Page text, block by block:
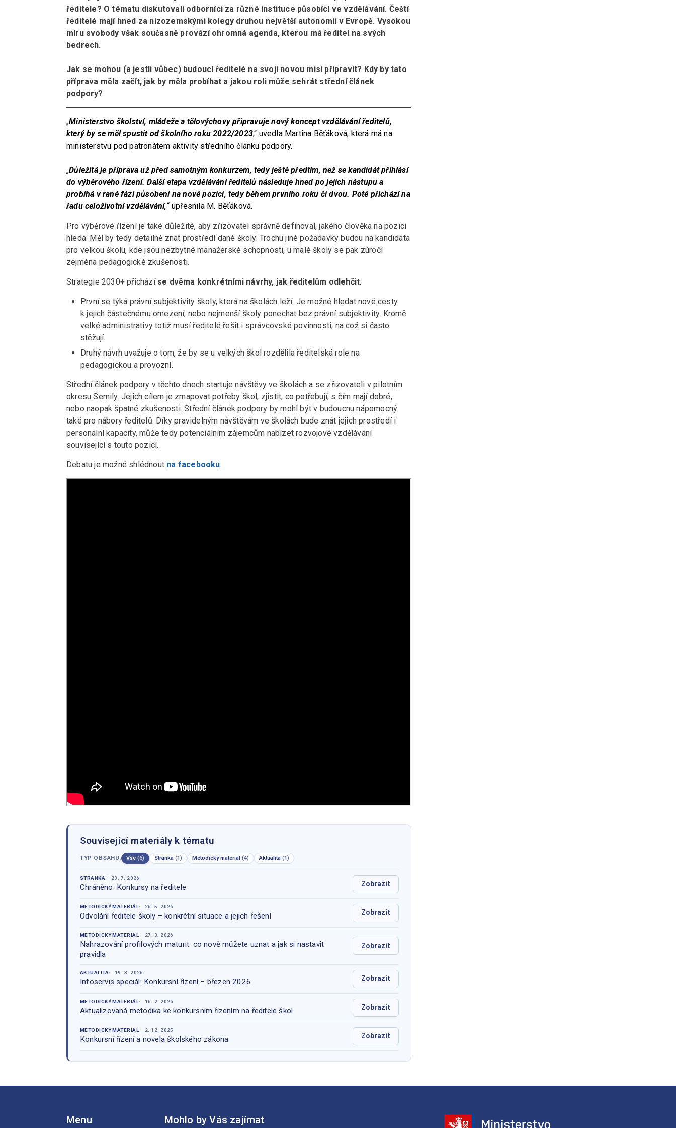
ředitele? O tématu diskutovali odborníci za různé instituce působící ve vzdělávání. Čeští
ředitelé mají hned za nizozemskými kolegy druhou největší autonomii v Evropě. Vysokou
míru svobody však současně provází ohromná agenda, kterou má ředitel na svých
bedrech.
Jak se mohou (a jestli vůbec) budoucí ředitelé na svoji novou misi připravit? Kdy by tato
příprava měla začít, jak by měla probíhat a jakou roli může sehrát střední článek
podpory?
„Ministerstvo školství, mládeže a tělovýchovy připravuje nový koncept vzdělávání ředitelů,
který by se měl spustit od školního roku 2022/2023,“ uvedla Martina Běťáková, která má na
ministerstvu pod patronátem aktivity středního článku podpory.
„Důležitá je příprava už před samotným konkurzem, tedy ještě předtím, než se kandidát přihlásí
do výběrového řízení. Další etapa vzdělávání ředitelů následuje hned po jejich nástupu a
probíhá v rané fázi působení na nové pozici, tedy během prvního roku či dvou. Poté přichází na
řadu celoživotní vzdělávání,“ upřesnila M. Běťáková.
Pro výběrové řízení je také důležité, aby zřizovatel správně definoval, jakého člověka na pozici
hledá. Měl by tedy detailně znát prostředí dané školy. Trochu jiné požadavky budou na kandidáta
pro velkou školu, kde jsou nezbytné manažerské schopnosti, u malé školy se pak zúročí
zejména pedagogické zkušenosti.
Strategie 2030+ přichází se dvěma konkrétními návrhy, jak ředitelům odlehčit:
První se týká právní subjektivity školy, která na školách leží. Je možné hledat nové cesty
k jejich částečnému omezení, nebo nejmenší školy ponechat bez právní subjektivity. Kromě
velké administrativy totiž musí ředitelé řešit i správcovské povinnosti, na což si často
stěžují.
Druhý návrh uvažuje o tom, že by se u velkých škol rozdělila ředitelská role na
pedagogickou a provozní.
Střední článek podpory v těchto dnech startuje návštěvy ve školách a se zřizovateli v pilotním
okresu Semily. Jejich cílem je zmapovat potřeby škol, zjistit, co potřebují, s čím mají dobré,
nebo naopak špatné zkušenosti. Střední článek podpory by mohl být v budoucnu nápomocný
také pro nábory ředitelů. Díky pravidelným návštěvám ve školách bude znát jejich prostředí i
personální kapacity, může tedy potenciálním zájemcům nabízet rozvojové vzdělávání
související s touto pozicí.
Debatu je možné shlédnout na facebooku:
Související materiály k tématu
TYP OBSAHU: Vše (6) Stránka (1) Metodický materiál (4) Aktualita (1)
STRÁNKA 23. 7. 2026
Chráněno: Konkursy na ředitele Zobrazit
METODICKÝ MATERIÁL 26. 5. 2026
Odvolání ředitele školy – konkrétní situace a jejich řešení Zobrazit
METODICKÝ MATERIÁL 27. 3. 2026
Nahrazování profilových maturit: co nově můžete uznat a jak si nastavit
pravidla
Zobrazit
AKTUALITA 19. 3. 2026
Infoservis speciál: Konkursní řízení – březen 2026 Zobrazit
METODICKÝ MATERIÁL 16. 2. 2026
Aktualizovaná metodika ke konkursním řízením na ředitele škol Zobrazit
METODICKÝ MATERIÁL 2. 12. 2025
Konkursní řízení a novela školského zákona Zobrazit
Menu Mohlo by Vás zajímat